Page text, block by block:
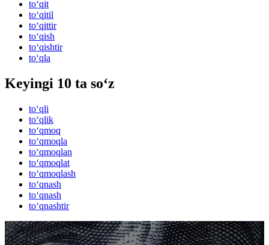
to‘qit
to‘qitil
to‘qittir
to‘qish
to‘qishtir
to‘qla
Keyingi 10 ta so‘z
to‘qli
to‘qlik
to‘qmoq
to‘qmoqla
to‘qmoqlan
to‘qmoqlat
to‘qmoqlash
to‘qnash
to‘qnash
to‘qnashtir